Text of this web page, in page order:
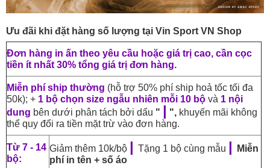
Ưu đãi khi đặt hàng số lượng tại Vin Sport VN Shop
Đơn hàng in ấn theo yêu cầu hoặc giá trị cao, cần cọc
tiền ít nhất 30% tổng giá trị đơn hàng.
Miễn phí ship thường (hỗ trợ 50% phí ship hoả tốc tối đa
50k); + 1 bộ chọn size ngẫu nhiên mỗi 10 bộ và 1 nội
dung bên dưới phân tách bởi dấu " | ", khuyến mãi không
thể quy đổi ra tiền mặt trừ vào đơn hàng.
Từ 7 - 14
bộ:
Giảm thêm 10k/bộ | Tặng 1 bộ cùng mẫu |
Miễn
phí in tên + số áo